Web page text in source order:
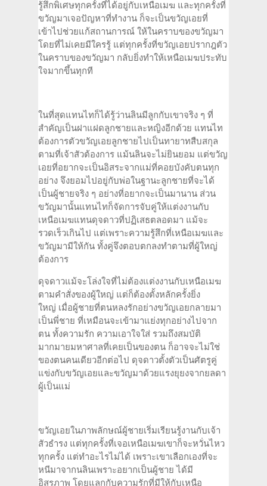
รู้สึกพิเศษทุกครั้งที่ได้อยู่กับเหนือเมฆ และทุกครั้งที่
ขวัญมาเจอปัญหาที่ทำงาน ก็จะเป็นขวัญเอยที่
เข้าไปช่วยแก้สถานการณ์ ให้ในคราบของขวัญมา
โดยที่ไม่เคยมีใครรู้ แต่ทุกครั้งที่ขวัญเอยปรากฎตัว
ในคราบของขวัญมา กลับยิ่งทำให้เหนือเมฆประทับ
ใจมากขึ้นทุกที
ในที่สุดแทนไทก็ได้รู้ว่านลินมีลูกกับเขาจริง ๆ ที่
สำคัญเป็นฝาแฝดลูกชายและหญิงอีกด้วย แทนไท
ต้องการตัวขวัญเอยลูกชายไปเป็นทายาทสืบสกุล
ตามที่เจ้าสัวต้องการ แม้นลินจะไม่ยินยอม แต่ขวัญ
เอยที่อยากจะเป็นอิสระจากแม่ที่คอยบังคับตนทุก
อย่าง จึงยอมไปอยู่กับพ่อในฐานะลูกชายที่จะได้
เป็นผู้ชายจริง ๆ อย่างที่อยากจะเป็นมานาน ส่วน
ขวัญมานั้นแทนไทก็จัดการจับคู่ให้แต่งงานกับ
เหนือเมฆแทนดุจดาวที่ปฏิเสธตลอดมา แม้จะ
รวดเร็วเกินไป แต่เพราะความรู้สึกที่เหนือเมฆและ
ขวัญมามีให้กัน ทั้งคู่จึงตอบตกลงทำตามที่ผู้ใหญ่
ต้องการ
ดุจดาวแม้จะโล่งใจที่ไม่ต้องแต่งงานกับเหนือเมฆ
ตามคำสั่งของผู้ใหญ่ แต่ก็ต้องตั้งหลักครั้งยิ่ง
ใหญ่ เมื่อผู้ชายที่ตนหลงรักอย่างขวัญเอยกลายมา
เป็นพี่ชาย ที่เหมือนจะเข้ามาแย่งทุกอย่างไปจาก
ตน ทั้งความรัก ความเอาใจใส่ รวมถึงสมบัติ
มากมายมหาศาลที่เคยเป็นของตน ก็อาจจะไม่ใช่
ของตนคนเดียวอีกต่อไป ดุจดาวตั้งตัวเป็นศัตรูคู่
แข่งกับขวัญเอยและขวัญมาด้วยแรงยุยงจากยลดา
ผู้เป็นแม่
ขวัญเอยในภาพลักษณ์ผู้ชายเริ่มเรียนรู้งานกับเจ้า
สัวธำรง แต่ทุกครั้งที่เจอเหนือเมฆเขาก็จะหวั่นไหว
ทุกครั้ง แต่ทำอะไรไม่ได้ เพราะเขาเลือกเองที่จะ
หนีมาจากนลินเพราะอยากเป็นผู้ชาย ได้มี
อิสรภาพ โดยแลกกับความรักที่มีให้กับเหนือ